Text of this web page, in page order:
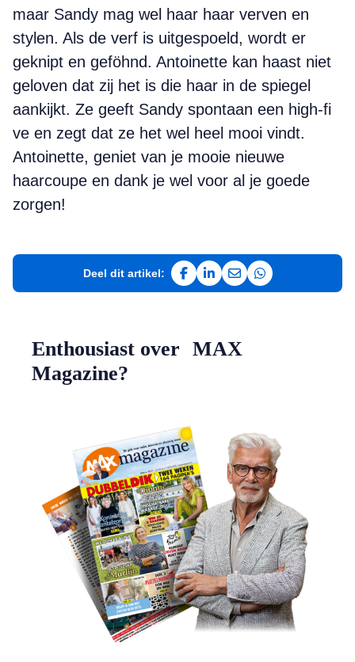
maar Sandy mag wel haar haar verven en
stylen. Als de verf is uitgespoeld, wordt er
geknipt en geföhnd. Antoinette kan haast niet
geloven dat zij het is die haar in de spiegel
aankijkt. Ze geeft Sandy spontaan een high-fi
ve en zegt dat ze het wel heel mooi vindt.
Antoinette, geniet van je mooie nieuwe
haarcoupe en dank je wel voor al je goede
zorgen!
Deel dit artikel:
Deel op Facebook
Deel op LinkedIn
Deel via e-mail
Deel via
Enthousiast over MAX
Magazine?